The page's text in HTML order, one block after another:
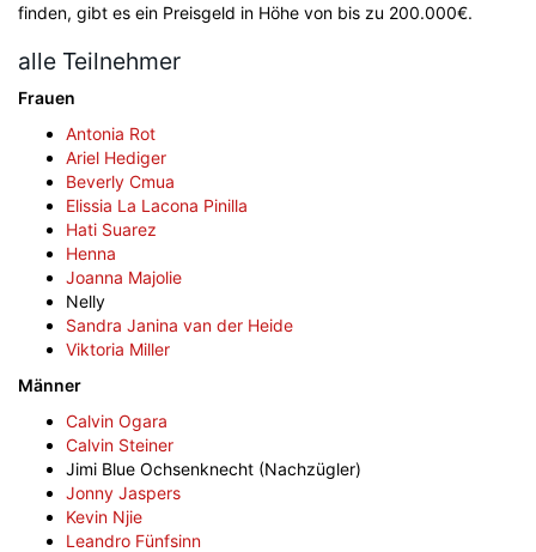
finden, gibt es ein Preisgeld in Höhe von bis zu 200.000€.
alle Teilnehmer
Frauen
Antonia Rot
Ariel Hediger
Beverly Cmua
Elissia La Lacona Pinilla
Hati Suarez
Henna
Joanna Majolie
Nelly
Sandra Janina van der Heide
Viktoria Miller
Männer
Calvin Ogara
Calvin Steiner
Jimi Blue Ochsenknecht (Nachzügler)
Jonny Jaspers
Kevin Njie
Leandro Fünfsinn